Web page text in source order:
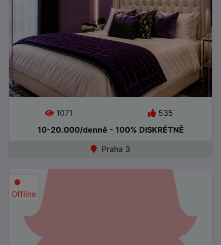
1071
535
10-20.000/denně - 100% DISKRÉTNĚ
Praha 3
●
Offline